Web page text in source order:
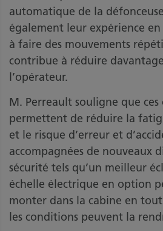
automatique de la
également leur expérience
à faire des mouvements
contribue à réduire
l’opérateur.
M. Perreault souligne que ces
permettent de réduire la
et le risque d’erreur et
accompagnées de nouveaux
sécurité tels qu’un meilleur
échelle électrique en option
monter dans la cabine en
les conditions peuvent la